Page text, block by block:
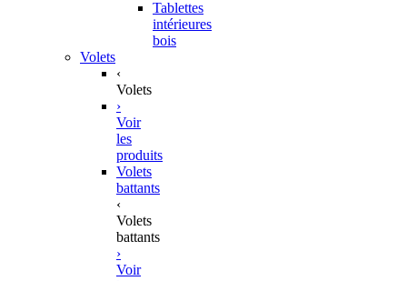
Tablettes
intérieures
bois
Volets
‹
Volets
›
Voir
les
produits
Volets
battants
‹
Volets
battants
›
Voir